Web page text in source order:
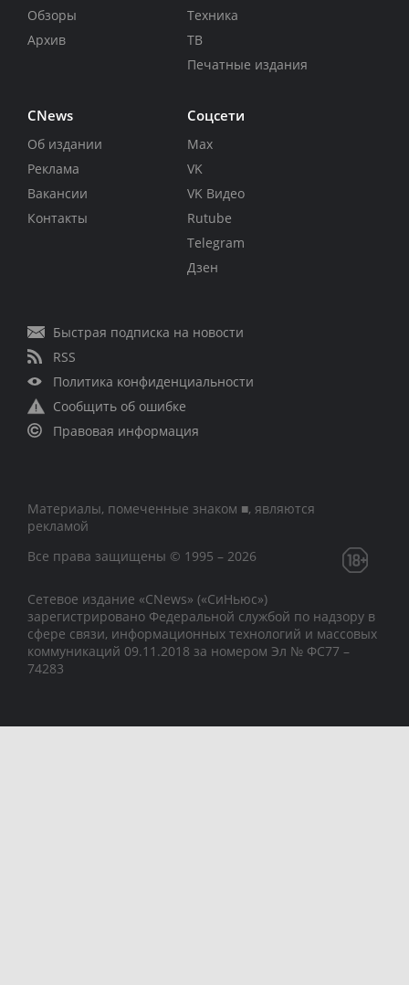
Обзоры
Архив
Техника
ТВ
Печатные издания
CNews
Об издании
Реклама
Вакансии
Контакты
Соцсети
Max
VK
VK Видео
Rutube
Telegram
Дзен
Быстрая подписка на новости
RSS
Политика конфиденциальности
Сообщить об ошибке
Правовая информация
Материалы, помеченные знаком ■, являются
рекламой
Все права защищены © 1995 – 2026
Сетевое издание «CNews» («СиНьюс»)
зарегистрировано Федеральной службой по надзору в
сфере связи, информационных технологий и массовых
коммуникаций 09.11.2018 за номером Эл № ФС77 –
74283